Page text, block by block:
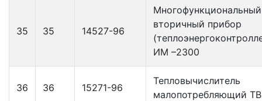
35 35 14527-96
Многофункциональный
вторичный прибор
ИМ –2300
36 36 15271-96
Тепловычислитель
малопотребляющий